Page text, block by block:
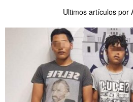
Ultimos artículos por